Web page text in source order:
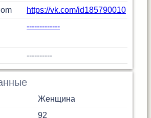
https://vk.com/id185790010
-------------
----------
Женщина
92